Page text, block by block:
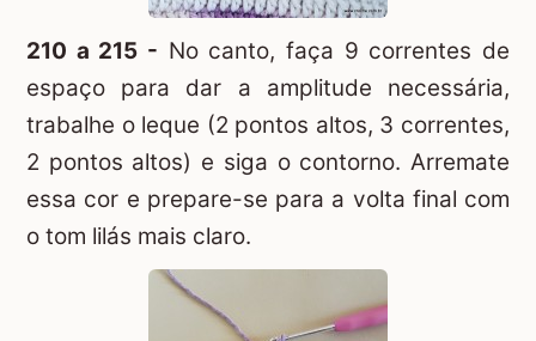
210 a 215 - No canto, faça 9 correntes de
espaço para dar a amplitude necessária,
trabalhe o leque (2 pontos altos, 3 correntes,
2 pontos altos) e siga o contorno. Arremate
essa cor e prepare-se para a volta final com
o tom lilás mais claro.